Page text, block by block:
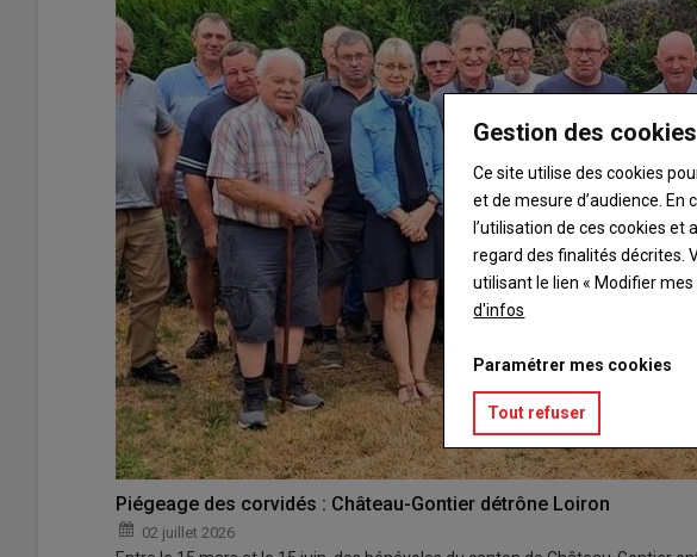
Piégeage des corvidés : Château-Gontier détrône Loiron
02 juillet 2026
Gestion des cookies
Ce site utilise des cookies
et de mesure d’audience. En
l’utilisation de ces cookies
regard des finalités décrites.
utilisant le lien « Modifier
d'infos
Paramétrer mes cookies
Tout refuser